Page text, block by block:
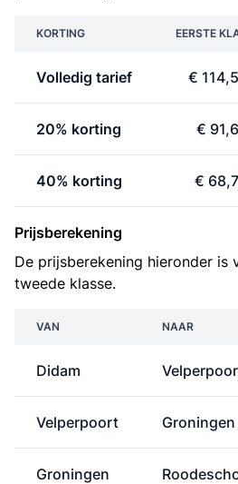
KORTING EERSTE
Volledig tarief €
20% korting €
40% korting €
Prijsberekening
De prijsberekening hieronder is
tweede klasse.
VAN NAAR
Didam
Velperpoort Groningen
Groningen